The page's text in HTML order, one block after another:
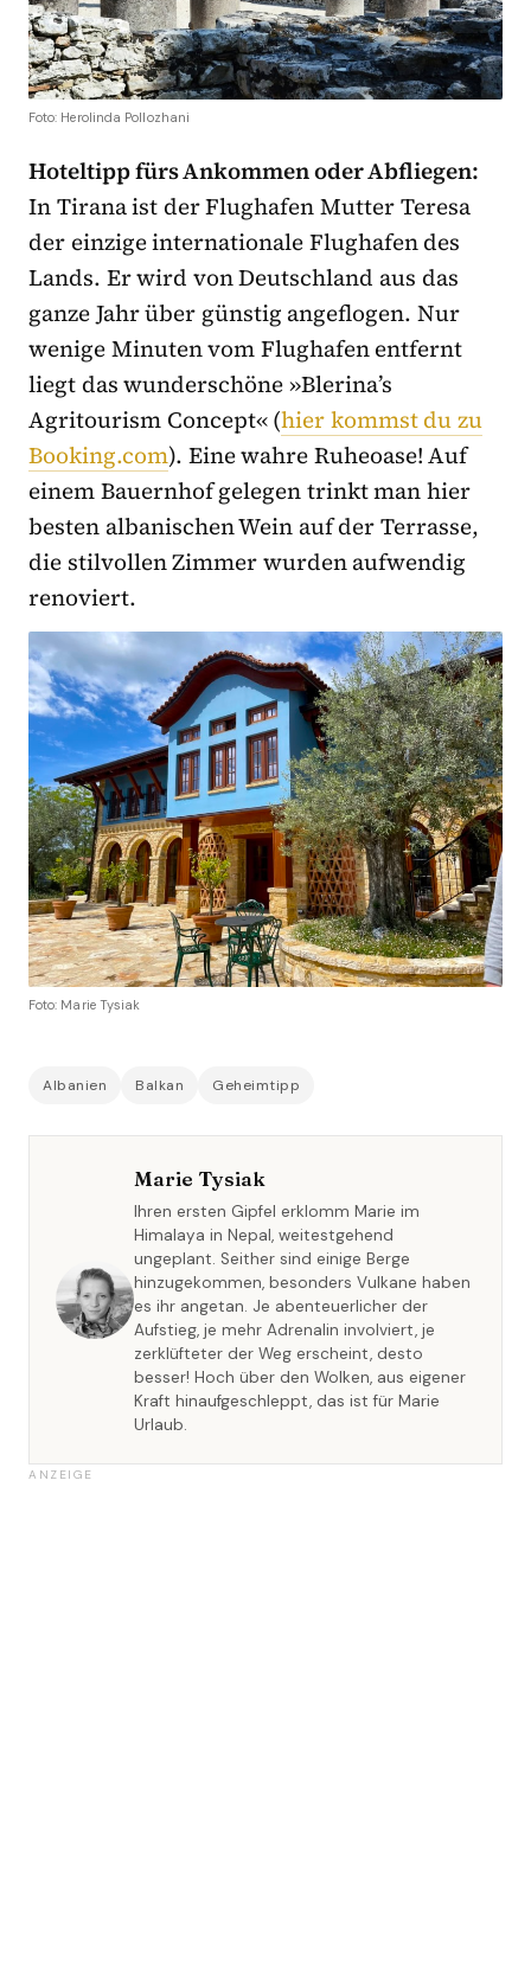
Foto: Herolinda Pollozhani
Hoteltipp fürs Ankommen oder Abfliegen:
In Tirana ist der Flughafen Mutter Teresa
der einzige internationale Flughafen des
Lands. Er wird von Deutschland aus das
ganze Jahr über günstig angeflogen. Nur
wenige Minuten vom Flughafen entfernt
liegt das wunderschöne »Blerina’s
Agritourism Concept« (hier kommst du zu
Booking.com). Eine wahre Ruheoase! Auf
einem Bauernhof gelegen trinkt man hier
besten albanischen Wein auf der Terrasse,
die stilvollen Zimmer wurden aufwendig
renoviert.
Foto: Marie Tysiak
Albanien Balkan Geheimtipp
Marie Tysiak
Ihren ersten Gipfel erklomm Marie im
Himalaya in Nepal, weitestgehend
ungeplant. Seither sind einige Berge
hinzugekommen, besonders Vulkane haben
es ihr angetan. Je abenteuerlicher der
Aufstieg, je mehr Adrenalin involviert, je
zerklüfteter der Weg erscheint, desto
besser! Hoch über den Wolken, aus eigener
Kraft hinaufgeschleppt, das ist für Marie
Urlaub.
ANZEIGE